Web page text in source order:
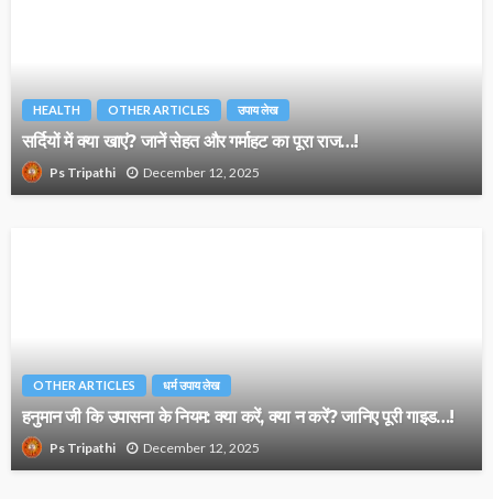
HEALTH OTHER ARTICLES उपाय लेख
सर्दियों में क्या खाएं? जानें सेहत और गर्माहट का पूरा राज…!
Ps Tripathi December 12, 2025
OTHER ARTICLES धर्म उपाय लेख
हनुमान जी कि उपासना के नियम: क्या करें, क्या न करें? जानिए पूरी गाइड…!
Ps Tripathi December 12, 2025